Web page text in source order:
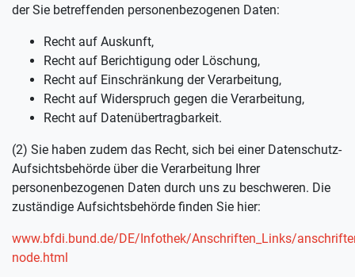
der Sie betreffenden personenbezogenen Daten:
Recht auf Auskunft,
Recht auf Berichtigung oder Löschung,
Recht auf Einschränkung der Verarbeitung,
Recht auf Widerspruch gegen die Verarbeitung,
Recht auf Datenübertragbarkeit.
(2) Sie haben zudem das Recht, sich bei einer Datenschutz-
Aufsichtsbehörde über die Verarbeitung Ihrer
personenbezogenen Daten durch uns zu beschweren. Die
zuständige Aufsichtsbehörde finden Sie hier:
www.bfdi.bund.de/DE/Infothek/Anschriften_Links/
node.html